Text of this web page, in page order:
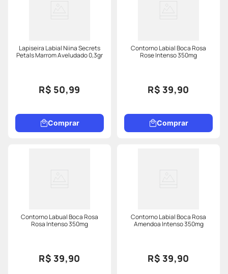
Lapiseira Labial Niina Secrets
Petals Marrom Aveludado 0,3gr
R$ 50,99
Comprar
Contorno Labial Boca Rosa
Rose Intenso 350mg
R$ 39,90
Comprar
Contorno Labual Boca Rosa
Rosa Intenso 350mg
R$ 39,90
Contorno Labial Boca Rosa
Amendoa Intenso 350mg
R$ 39,90